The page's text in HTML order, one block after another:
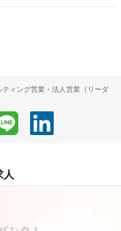
ティング営業・法人営業（リーダ
人